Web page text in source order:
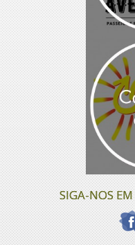
SIGA-NOS EM